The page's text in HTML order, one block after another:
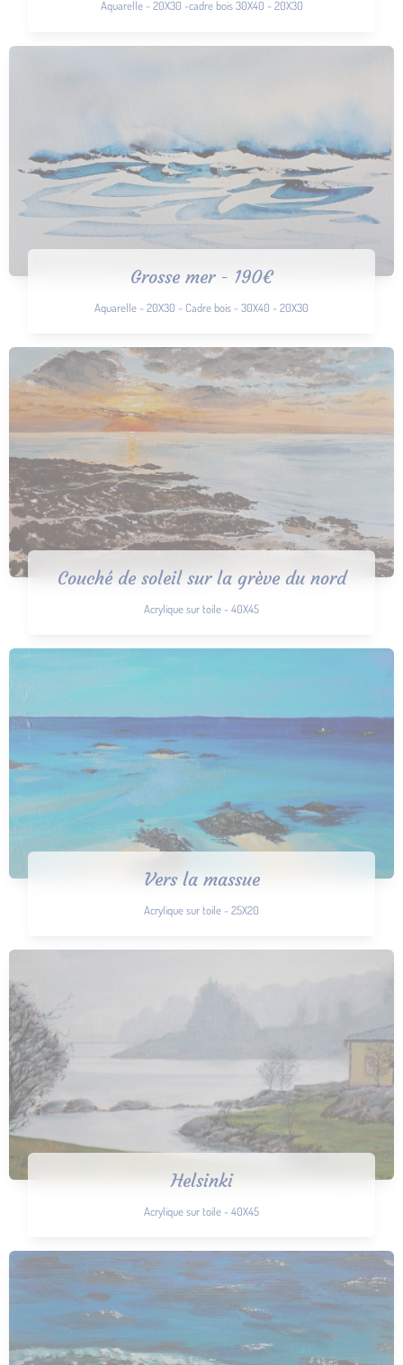
Aquarelle - 20X30 -cadre bois 30X40 - 20X30
Grosse mer - 190€
Aquarelle - 20X30 - Cadre bois - 30X40 - 20X30
Couché de soleil sur la grève du nord
Acrylique sur toile - 40X45
Vers la massue
Acrylique sur toile - 25X20
Helsinki
Acrylique sur toile - 40X45